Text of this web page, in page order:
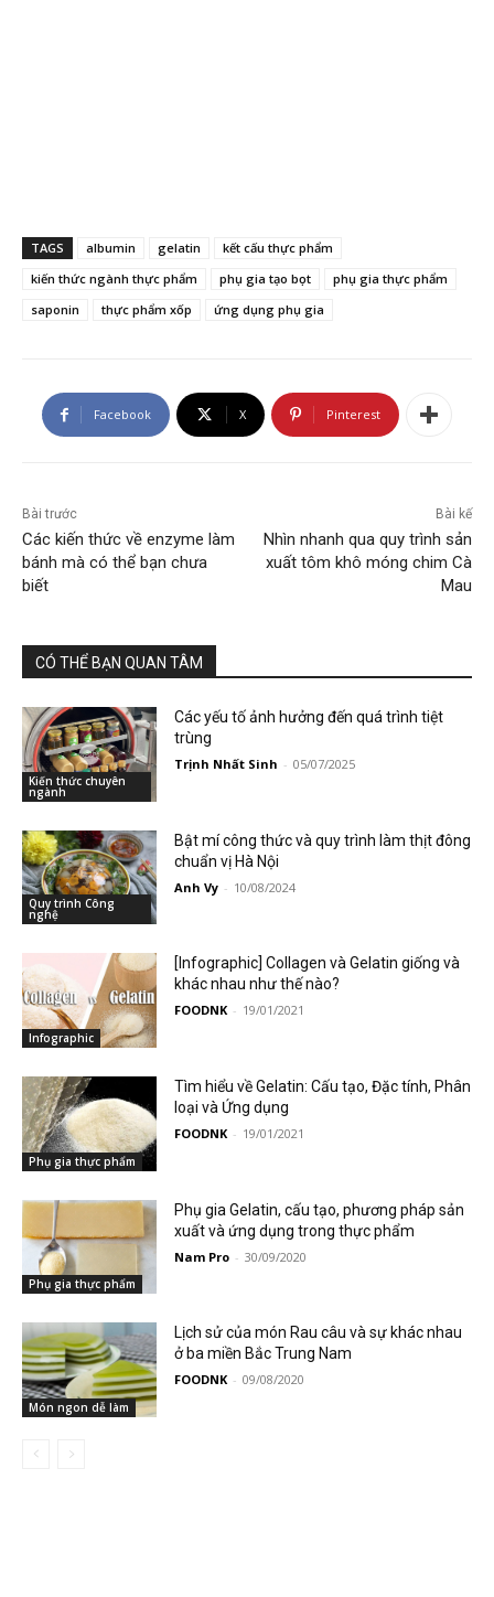
TAGS albumin gelatin
kết cấu thực phẩm
kiến thức ngành thực phẩm
phụ gia tạo bọt
phụ gia thực phẩm
saponin
thực phẩm xốp ứng dụng phụ gia
Facebook X Pinterest
Bài trước
Các kiến thức về enzyme làm
bánh mà có thể bạn chưa
biết
Bài kế
Nhìn nhanh qua quy trình sản
xuất tôm khô móng chim Cà
Mau
CÓ THỂ BẠN QUAN TÂM
Kiến thức chuyên
ngành
Các yếu tố ảnh hưởng đến quá trình tiệt
trùng
Trịnh Nhất Sinh - 05/07/2025
Quy trình Công
nghệ
Bật mí công thức và quy trình làm thịt đông
chuẩn vị Hà Nội
Anh Vy - 10/08/2024
Infographic
[Infographic] Collagen và Gelatin giống và
khác nhau như thế nào?
FOODNK - 19/01/2021
Phụ gia thực phẩm
Tìm hiểu về Gelatin: Cấu tạo, Đặc tính, Phân
loại và Ứng dụng
FOODNK - 19/01/2021
Phụ gia thực phẩm
Phụ gia Gelatin, cấu tạo, phương pháp sản
xuất và ứng dụng trong thực phẩm
Nam Pro - 30/09/2020
Món ngon dễ làm
Lịch sử của món Rau câu và sự khác nhau
ở ba miền Bắc Trung Nam
FOODNK - 09/08/2020